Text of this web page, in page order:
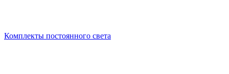
Комплекты постоянного света